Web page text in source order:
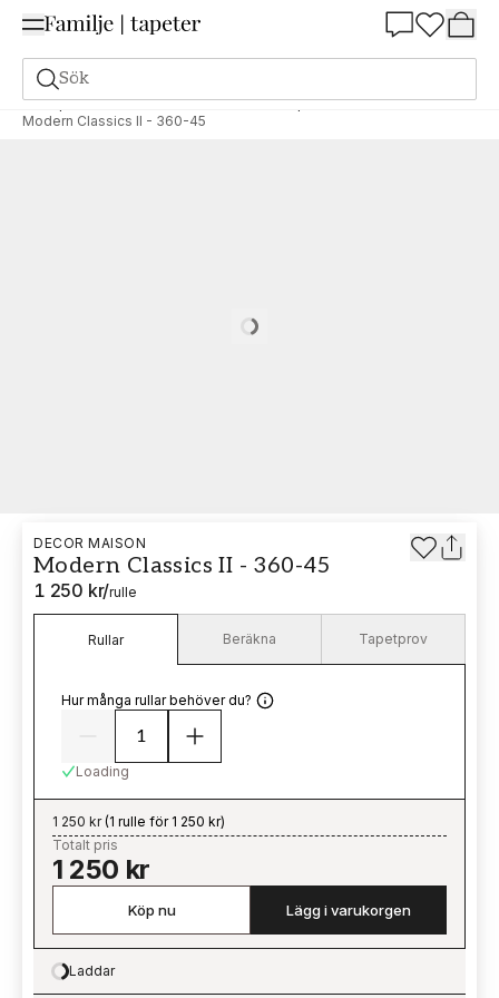
Sök
Tapeter Varumärken Decor Maison-tapeter Modern Classics II
Modern Classics II - 360-45
Loading…
DECOR MAISON
Modern Classics II - 360-45
1 250 kr/rulle
Rullar Beräkna Tapetprov
Hur många rullar behöver du?
Loading
1 250 kr(1 rulle för 1 250 kr)
Totalt pris
1 250 kr
Köp nu Lägg i varukorgen
Loading…
Laddar